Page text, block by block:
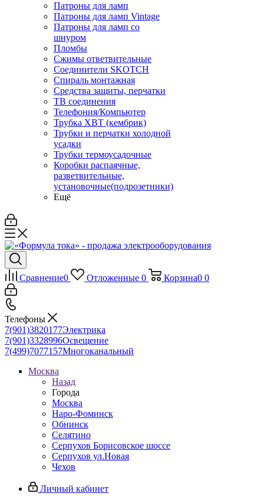
Патроны для ламп
Патроны для ламп Vintage
Патроны для ламп со
шнуром
Пломбы
Сжимы ответвительные
Соединители SKOTCH
Спираль монтажная
Средства защиты, перчатки
ТВ соединения
Телефония/Компьютер
Трубка ХВТ (кембрик)
Трубки и перчатки холодной
усадки
Трубки термоусадочные
Коробки распаячные,
разветвительные,
установочные(подрозетники)
Ещё
Сравнение0 Отложенные 0 Корзина0 0
Телефоны
7(901)3820177Электрика
7(901)3328996Освещение
7(499)7077157Многоканальный
Москва
Назад
Города
Москва
Наро-Фоминск
Обнинск
Селятино
Серпухов Борисовское шоссе
Серпухов ул.Новая
Чехов
Личный кабинет